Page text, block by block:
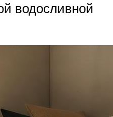
водосливной